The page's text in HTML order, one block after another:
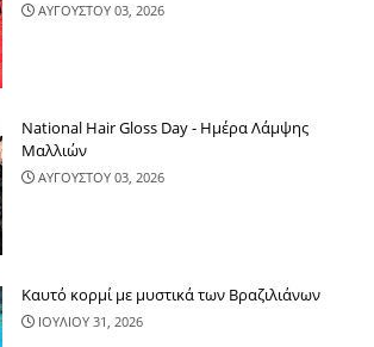
ΑΥΓΟΥΣΤΟΥ 03, 2026
National Hair Gloss Day - Ημέρα Λάμψης
Μαλλιών
ΑΥΓΟΥΣΤΟΥ 03, 2026
Καυτό κορμί με μυστικά των Βραζιλιάνων
ΙΟΥΛΙΟΥ 31, 2026